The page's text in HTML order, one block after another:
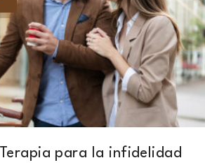
Terapia para la infidelidad